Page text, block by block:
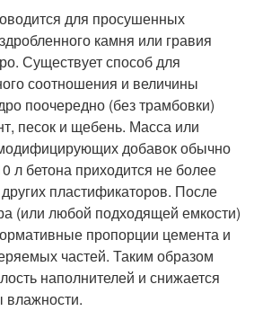
для просушенных
камня или гравия
Существует способ для
соотношения и величины
поочередно (без трамбовки)
песок и щебень. Масса или
добавок обычно
л бетона приходится не более
пластификаторов. После
(или любой подходящей емкости)
пропорции цемента и
частей. Таким образом
наполнителей и снижается
влажности.